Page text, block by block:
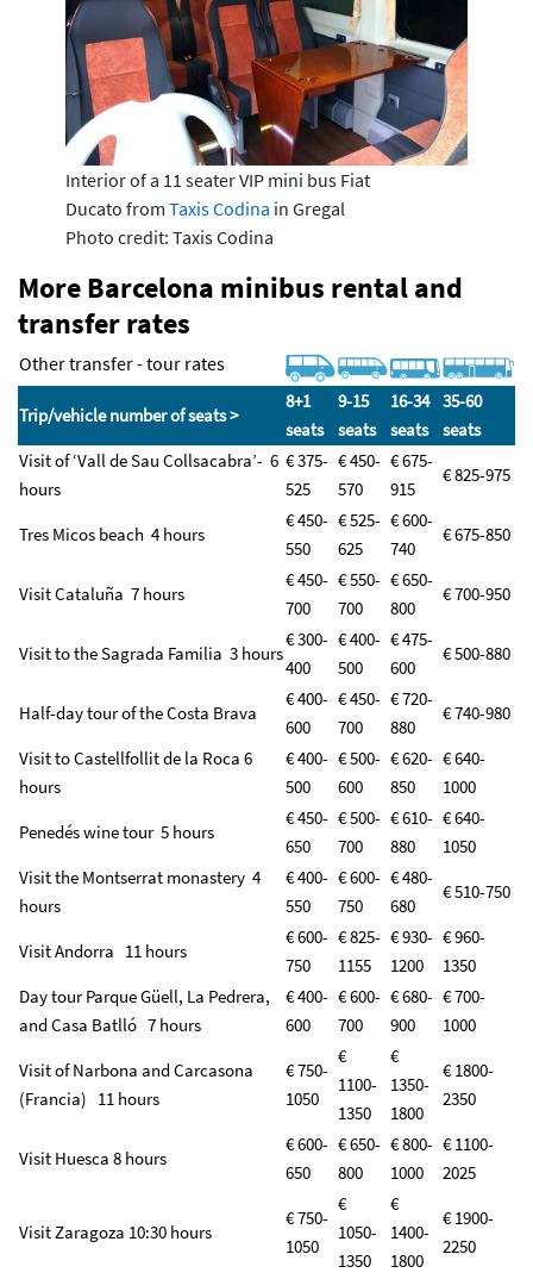
Interior of a 11 seater VIP mini bus Fiat
Ducato from Taxis Codina in Gregal
Photo credit: Taxis Codina
More Barcelona minibus rental and
transfer rates
Other transfer - tour rates
Trip/vehicle numberof seats >
8+1
seats
9-15
seats
16-34
seats
35-60
seats
Visit of ‘Vall de Sau Collsacabra’- 6
hours
€ 375-
525
€ 450-
570
€ 675-
915
€ 825-975
Tres Micos beach 4 hours
€ 450-
550
€ 525-
625
€ 600-
740
€ 675-850
Visit Cataluña 7 hours
€ 450-
700
€ 550-
700
€ 650-
800
€ 700-950
Visit to the Sagrada Familia 3 hours
€ 300-
400
€ 400-
500
€ 475-
600
€ 500-880
Half-day tour of the Costa Brava
€ 400-
600
€ 450-
700
€ 720-
880
€ 740-980
Visit to Castellfollit de la Roca 6
hours
€ 400-
500
€ 500-
600
€ 620-
850
€ 640-
1000
Penedés wine tour 5 hours
€ 450-
650
€ 500-
700
€ 610-
880
€ 640-
1050
Visit the Montserrat monastery 4
hours
€ 400-
550
€ 600-
750
€ 480-
680
€ 510-750
Visit Andorra 11 hours
€ 600-
750
€ 825-
1155
€ 930-
1200
€ 960-
1350
Day tour Parque Güell, La Pedrera,
and Casa Batlló 7 hours
€ 400-
600
€ 600-
700
€ 680-
900
€ 700-
1000
Visit of Narbona and Carcasona
(Francia) 11 hours
€ 750-
1050
€
1100-
1350
€
1350-
1800
€ 1800-
2350
Visit Huesca 8 hours
€ 600-
650
€ 650-
800
€ 800-
1000
€ 1100-
2025
Visit Zaragoza 10:30 hours
€ 750-
1050
€
1050-
1350
€
1400-
1800
€ 1900-
2250